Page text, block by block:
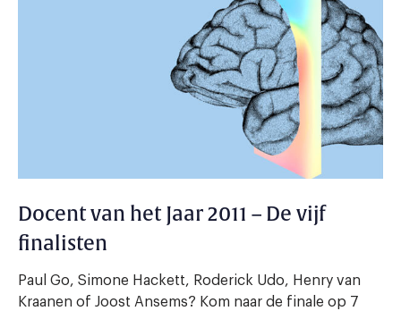
Docent van het Jaar 2011 – De vijf
finalisten
Paul Go, Simone Hackett, Roderick Udo, Henry van
Kraanen of Joost Ansems? Kom naar de finale op 7